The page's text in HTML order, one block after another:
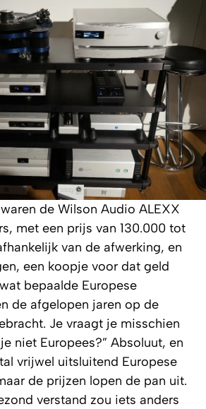
de Wilson Audio ALEXX
met een prijs van 130.000 tot
van de afwerking, en
een koopje voor dat geld
bepaalde Europese
de afgelopen jaren op de
Je vraagt je misschien
niet Europees?” Absoluut, en
vrijwel uitsluitend Europese
de prijzen lopen de pan uit.
verstand zou iets anders